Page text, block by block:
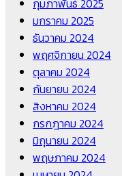
มกราคม 2025
ธันวาคม 2024
พฤศจิกายน 2024
ตุลาคม 2024
กันยายน 2024
สิงหาคม 2024
กรกฎาคม 2024
มิถุนายน 2024
พฤษภาคม 2024